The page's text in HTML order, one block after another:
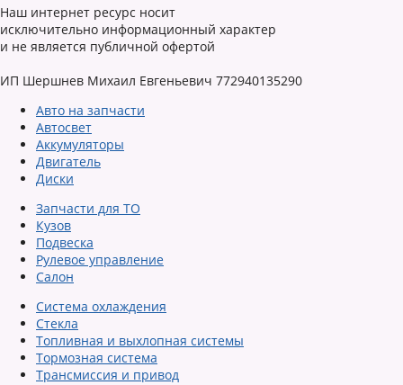
Наш интернет ресурс носит
исключительно информационный характер
и не является публичной офертой
ИП Шершнев Михаил Евгеньевич 772940135290
Авто на запчасти
Автосвет
Аккумуляторы
Двигатель
Диски
Запчасти для ТО
Кузов
Подвеска
Рулевое управление
Салон
Система охлаждения
Стекла
Топливная и выхлопная системы
Тормозная система
Трансмиссия и привод